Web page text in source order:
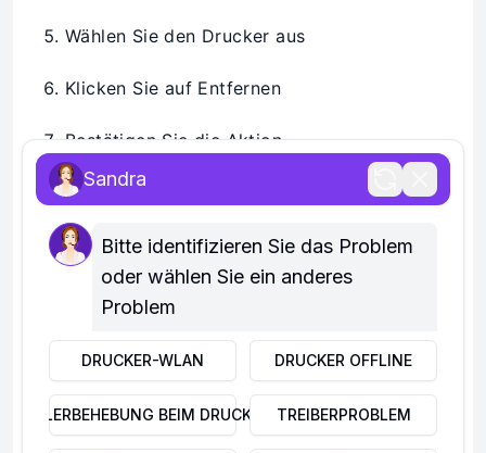
Wählen Sie den Drucker aus
Klicken Sie auf Entfernen
Bestätigen Sie die Aktion
So können Sie auch einen hartnäckigen
Drucker aus Windows 10 entfernen.
System neu starten und
überprüfen
Schließen Sie alle Programme
Starten Sie den PC neu
Sandra
Bitte identifizieren Sie das Problem
oder wählen Sie ein anderes
Problem
DRUCKER-WLAN DRUCKER OFFLINE
FEHLERBEHEBUNG BEIM DRUCKER TREIBERPROBLEM